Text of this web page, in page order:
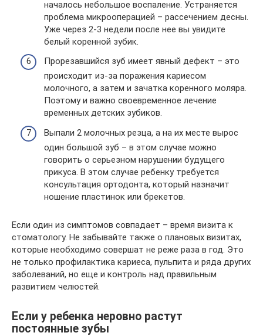
началось небольшое воспаление. Устраняется
проблема микрооперацией – рассечением десны.
Уже через 2-3 недели после нее вы увидите
белый коренной зубик.
Прорезавшийся зуб имеет явный дефект – это
происходит из-за поражения кариесом
молочного, а затем и зачатка коренного моляра.
Поэтому и важно своевременное лечение
временных детских зубиков.
Выпали 2 молочных резца, а на их месте вырос
один большой зуб – в этом случае можно
говорить о серьезном нарушении будущего
прикуса. В этом случае ребенку требуется
консультация ортодонта, который назначит
ношение пластинок или брекетов.
Если один из симптомов совпадает – время визита к
стоматологу. Не забывайте также о плановых визитах,
которые необходимо совершат не реже раза в год. Это
не только профилактика кариеса, пульпита и ряда других
заболеваний, но еще и контроль над правильным
развитием челюстей.
Если у ребенка неровно растут
постоянные зубы